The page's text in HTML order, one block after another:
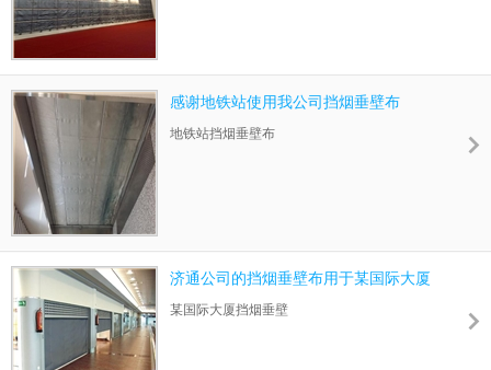
感谢地铁站使用我公司挡烟垂壁布
地铁站挡烟垂壁布
济通公司的挡烟垂壁布用于某国际大厦
某国际大厦挡烟垂壁